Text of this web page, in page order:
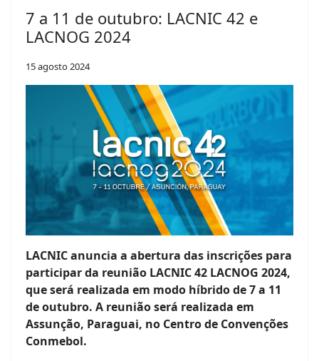
7 a 11 de outubro: LACNIC 42 e
LACNOG 2024
15 agosto 2024
LACNIC anuncia a abertura das inscrições para
participar da reunião LACNIC 42 LACNOG 2024,
que será realizada em modo híbrido de 7 a 11
de outubro. A reunião será realizada em
Assunção, Paraguai, no Centro de Convenções
Conmebol.